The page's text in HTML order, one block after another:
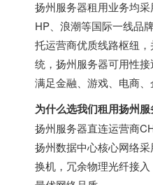
扬州服务器租用业务均采
HP、浪潮等国际一线品
托运营商优质线路枢纽
统，扬州服务器可用性
满足金融、游戏、电商、
为什么选我们租用扬州服
扬州服务器直连运营商
扬州数据中心核心网络
换机，冗余物理光纤接